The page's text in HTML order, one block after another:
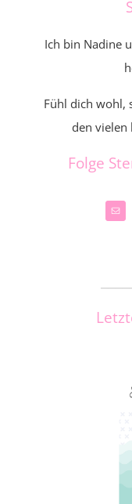
Ich bin Nadine
Fühl dich wohl,
den vielen
Folge